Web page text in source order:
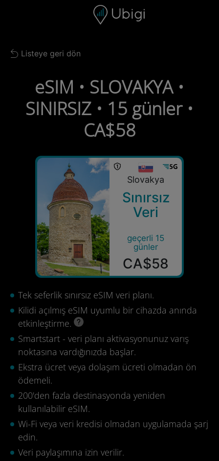
Gezinme çubuğu Alt bilgi
Back to list
Listeye geri dön
eSIM • SLOVAKYA •
SINIRSIZ • 15 günler •
CA$58
Slovakya
Sınırsız
Veri
geçerli 15
günler
CA$58
Tek seferlik sınırsız eSIM veri planı.
Kilidi açılmış eSIM uyumlu bir cihazda anında
etkinleştirme.
Smartstart - veri planı aktivasyonunuz varış
noktasına vardığınızda başlar.
Ekstra ücret veya dolaşım ücreti olmadan ön
ödemeli.
200'den fazla destinasyonda yeniden
kullanılabilir eSIM.
Wi-Fi veya veri kredisi olmadan uygulamada şarj
edin.
Veri paylaşımına izin verilir.